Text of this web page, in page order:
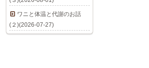
ワニと体温と代謝のお話
(２)(2026-07-27)